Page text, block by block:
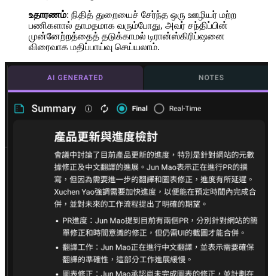
உதாரணம்: நிதித் துறையைச் சேர்ந்த ஒரு ஊழியர் மற்ற
பணிகளால் தாமதமாக வரும்போது, அவர் சந்திப்பின்
முன்னேற்றத்தைத் தடுக்காமல் டிரான்ஸ்கிரிப்ஷனை
விரைவாக மதிப்பாய்வு செய்யலாம்.